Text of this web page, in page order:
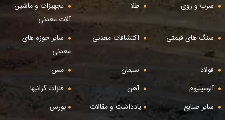
سرب و روی
طلا
تجهیزات و ماشین
آلات معدنی
سنگ های قیمتی
اکتشافات معدنی
سایر حوزه های
معدنی
فولاد
سیمان
مس
آلومینیوم
آهن
فلزات گرانبها
سایر صنایع
یادداشت و مقالات بورس